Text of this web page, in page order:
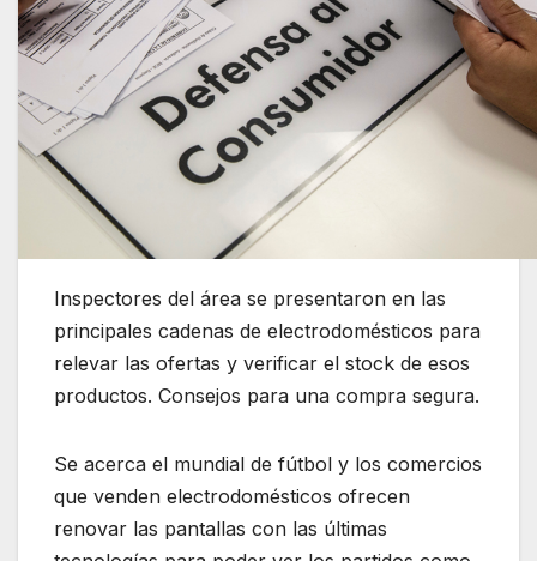
Inspectores del área se presentaron en las
principales cadenas de electrodomésticos para
relevar las ofertas y verificar el stock de esos
productos. Consejos para una compra segura.
Se acerca el mundial de fútbol y los comercios
que venden electrodomésticos ofrecen
renovar las pantallas con las últimas